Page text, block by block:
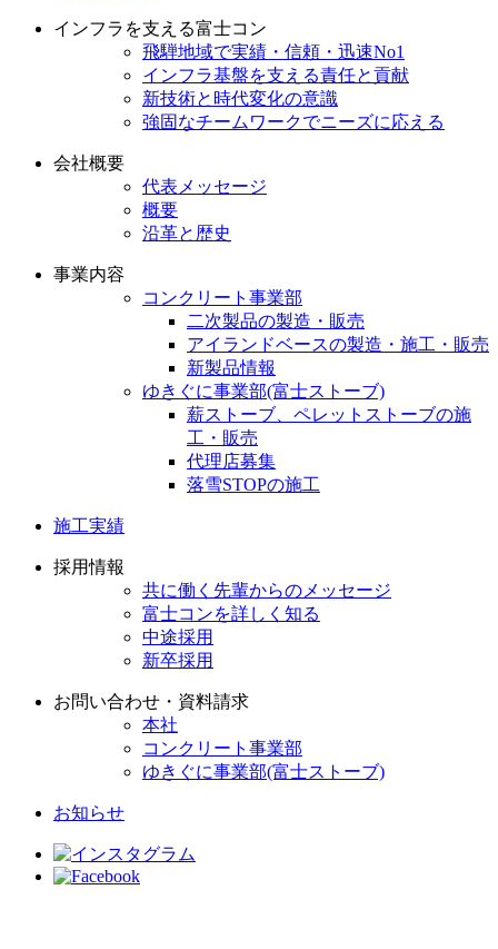
インフラを支える富士コン
飛騨地域で実績・信頼・迅速No1
インフラ基盤を支える責任と貢献
新技術と時代変化の意識
強固なチームワークでニーズに応える
会社概要
代表メッセージ
概要
沿革と歴史
事業内容
コンクリート事業部
二次製品の製造・販売
アイランドベースの製造・施工・販売
新製品情報
ゆきぐに事業部(富士ストーブ)
薪ストーブ、ペレットストーブの施
工・販売
代理店募集
落雪STOPの施工
施工実績
採用情報
共に働く先輩からのメッセージ
富士コンを詳しく知る
中途採用
新卒採用
お問い合わせ・資料請求
本社
コンクリート事業部
ゆきぐに事業部(富士ストーブ)
お知らせ